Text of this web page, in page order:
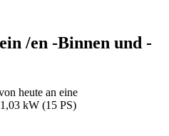
/en -Binnen und -
heute an eine
kW (15 PS)